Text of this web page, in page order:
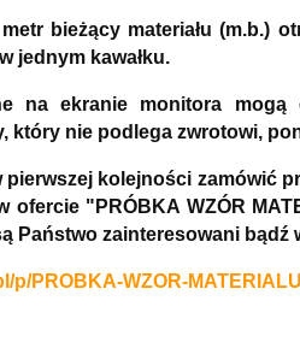
bieżący materiału (m.b.)
jednym kawałku.
na ekranie monitora
który nie podlega zwrotowi,
pierwszej kolejności zamówić
ofercie "PRÓBKA WZÓR
Państwo zainteresowani
p/PROBKA-WZOR-